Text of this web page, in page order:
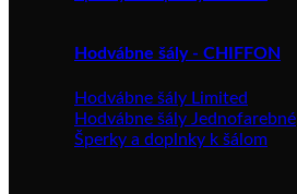
Hodvábne šály - CHIFFON
Hodvábne šály Limited
Hodvábne šály Jednofarebné
Šperky a doplnky k šálom